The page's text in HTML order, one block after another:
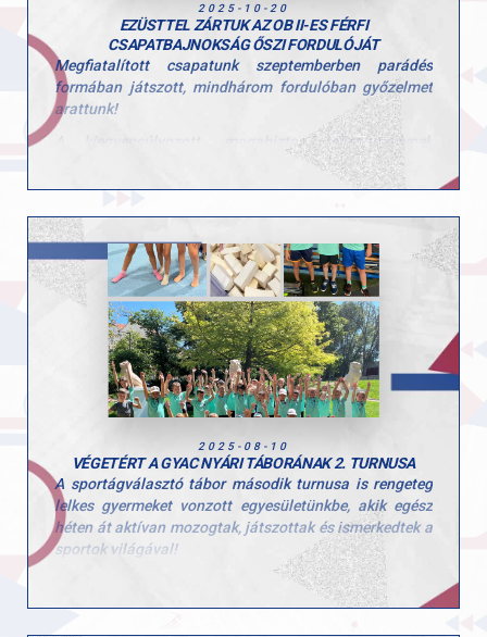
2025-10-20
EZÜSTTEL ZÁRTUK AZ OB II-ES FÉRFI
CSAPATBAJNOKSÁG ŐSZI FORDULÓJÁT
Megfiatalított csapatunk szeptemberben parádés
formában játszott, mindhárom fordulóban győzelmet
arattunk!
A kiegyensúlyozott, magabiztos teljesítménynek
köszönhetően azonos pontszámmal, a Dorog mögött
végeztünk a 2. helyen.
Fiatal tehetségeink jövőre már az OB I-be jutást tűzték
ki célul, és reméljük, hogy közülük többen a veretlen,
többszörös magyar bajnok szuperligás csapatban is
bemutatkozhatnak!
2025-08-10
VÉGETÉRT A GYAC NYÁRI TÁBORÁNAK 2. TURNUSA
A sportágválasztó tábor második turnusa is rengeteg
lelkes gyermeket vonzott egyesületünkbe, akik egész
héten át aktívan mozogtak, játszottak és ismerkedtek a
sportok világával!
Ezúttal is sok-sok kisgyerek töltötte velünk a hetet, és
öröm volt látni, mennyi kíváncsisággal és energiával